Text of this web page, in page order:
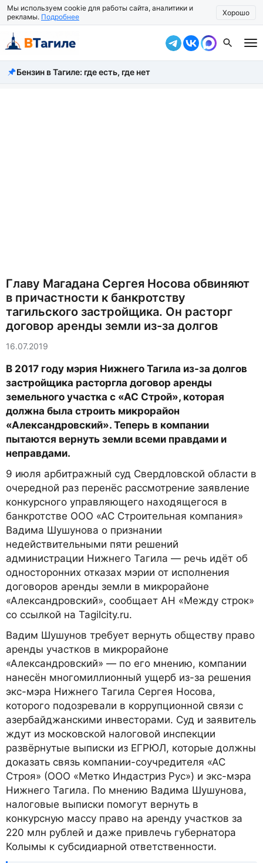
Мы используем cookie для работы сайта, аналитики и
рекламы. Подробнее Хорошо
Все новости
Бензин в Тагиле: где есть, где нет
Главу Магадана Сергея Носова обвиняют
в причастности к банкротству
тагильского застройщика. Он расторг
договор аренды земли из-за долгов
16.07.2019
В 2017 году мэрия Нижнего Тагила из-за долгов
застройщика расторгла договор аренды
земельного участка с «АС Строй», которая
должна была строить микрорайон
«Александровский». Теперь в компании
пытаются вернуть земли всеми правдами и
неправдами.
9 июля арбитражный суд Свердловской области в
очередной раз перенёс рассмотрение заявление
конкурсного управляющего находящегося в
банкротстве ООО «АС Строительная компания»
Вадима Шушунова о признании
недействительными пяти решений
администрации Нижнего Тагила — речь идёт об
односторонних отказах мэрии от исполнения
договоров аренды земли в микрорайоне
«Александровский», сообщает АН «Между строк»
со ссылкой на Tagilcity.ru.
Вадим Шушунов требует вернуть обществу право
аренды участков в микрорайоне
«Александровский» — по его мнению, компании
нанесён многомиллионный ущерб из-за решения
экс-мэра Нижнего Тагила Сергея Носова,
которого подозревали в коррупционной связи с
азербайджанскими инвесторами. Суд и заявитель
ждут из московской налоговой инспекции
развёрнутые выписки из ЕГРЮЛ, которые должны
доказать связь компании-соучредителя «АС
Строя» (ООО «Метко Индастриз Рус») и экс-мэра
Нижнего Тагила. По мнению Вадима Шушунова,
налоговые выписки помогут вернуть в
конкурсную массу право на аренду участков за
220 млн рублей и даже привлечь губернатора
Колымы к субсидиарной ответственности.